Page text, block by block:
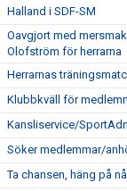
Halland i SDF-SM
Oavgjort med
Olofström för herrarna
Herrarnas
Klubbkväll för
Kansliservice/
Söker medlemmar/
Ta chansen, häng på